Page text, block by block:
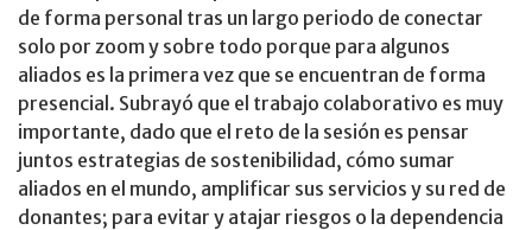
de forma personal tras un largo periodo de conectar
solo por zoom y sobre todo porque para algunos
aliados es la primera vez que se encuentran de forma
presencial. Subrayó que el trabajo colaborativo es muy
importante, dado que el reto de la sesión es pensar
juntos estrategias de sostenibilidad, cómo sumar
aliados en el mundo, amplificar sus servicios y su red de
donantes; para evitar y atajar riesgos o la dependencia